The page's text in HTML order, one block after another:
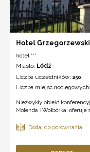
Hotel Grzegorzewski
hotel ***
Miasto: Łódź
Liczba uczestników: 250
Liczba miejsc noclegowych:
Niezwykły obiekt
Molenda i Wolbórka, oferuje